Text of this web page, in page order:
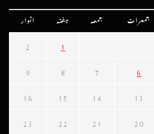
جمعرات جمعہ ہفتہ اتوار
1
2
6
7
8
9
13
14
15
16
20
21
22
23